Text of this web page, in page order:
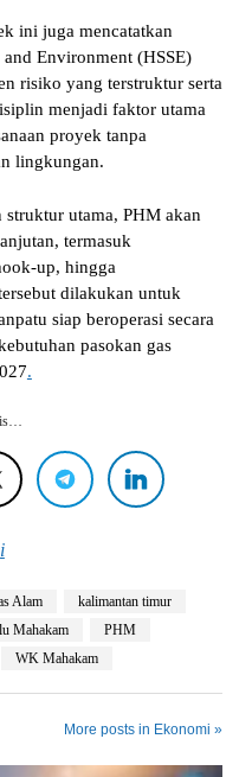
ini juga mencatatkan
Environment (HSSE)
risiko yang terstruktur serta
menjadi faktor utama
proyek tanpa
lingkungan.
struktur utama, PHM akan
termasuk
up, hingga
dilakukan untuk
siap beroperasi secara
pasokan gas
.
Alam
kalimantan timur
Mahakam
PHM
WK Mahakam
More posts in Ekonomi »